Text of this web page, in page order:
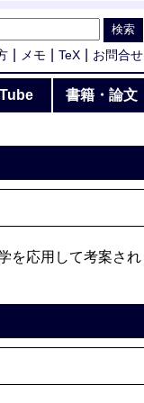
メモ TeX お問合せ
書籍・論文
を応用して考案され